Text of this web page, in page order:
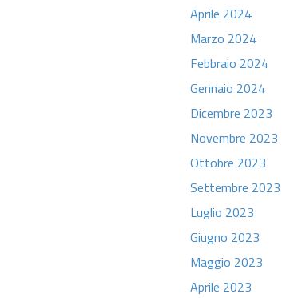
Aprile 2024
Marzo 2024
Febbraio 2024
Gennaio 2024
Dicembre 2023
Novembre 2023
Ottobre 2023
Settembre 2023
Luglio 2023
Giugno 2023
Maggio 2023
Aprile 2023